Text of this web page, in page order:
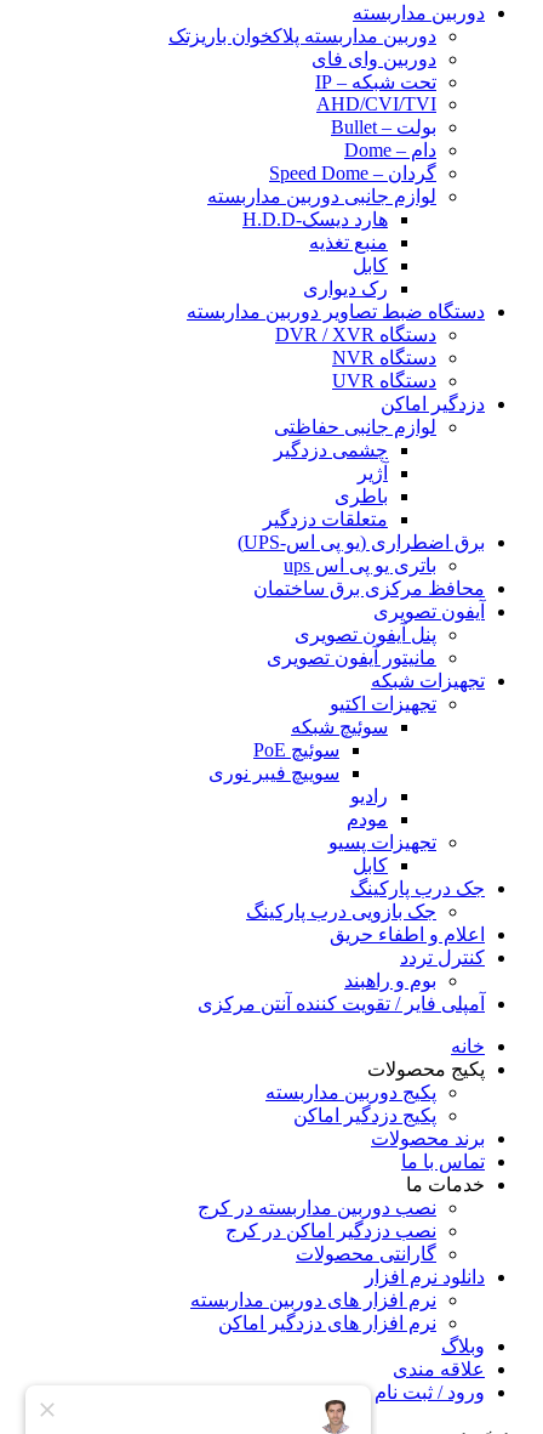
دوربین مداربسته
دوربین مداربسته پلاکخوان باریزتک
دوربین وای فای
تحت شبکه – IP
AHD/CVI/TVI
بولت – Bullet
دام – Dome
گردان – Speed Dome
لوازم جانبی دوربین مداربسته
هارد دیسک-H.D.D
منبع تغذیه
کابل
رک دیواری
دستگاه ضبط تصاویر دوربین مداربسته
دستگاه DVR / XVR
دستگاه NVR
دستگاه UVR
دزدگیر اماکن
لوازم جانبی حفاظتی
چشمی دزدگیر
آژیر
باطری
متعلقات دزدگیر
برق اضطراری (یو پی اس-UPS)
باتری یو پی اس ups
محافظ مرکزی برق ساختمان
آیفون تصویری
پنل آیفون تصویری
مانیتور آیفون تصویری
تجهیزات شبکه
تجهیزات اکتیو
سوئیچ شبکه
سوئیچ PoE
سوییچ فیبر نوری
رادیو
مودم
تجهیزات پسیو
کابل
جک درب پارکینگ
جک بازویی درب پارکینگ
اعلام و اطفاء حریق
کنترل تردد
بوم و راهبند
آمپلی فایر / تقویت کننده آنتن مرکزی
خانه
پکیج محصولات
پکیج دوربین مداربسته
پکیج دزدگیر اماکن
برند محصولات
تماس با ما
خدمات ما
نصب دوربین مداربسته در کرج
نصب دزدگیر اماکن در کرج
گارانتی محصولات
دانلود نرم افزار
نرم افزار های دوربین مداربسته
نرم افزار های دزدگیر اماکن
وبلاگ
علاقه مندی
ورود / ثبت نام